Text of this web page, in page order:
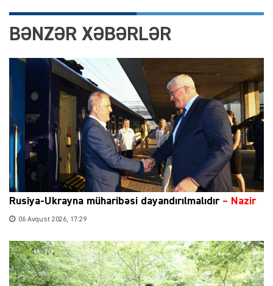
BƏNZƏR XƏBƏRLƏR
Rusiya-Ukrayna müharibəsi dayandırılmalıdır– Nazir
06 Avqust 2026, 17:29